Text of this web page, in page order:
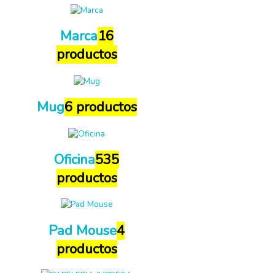
Marca16
productos
Mug6 productos
Oficina535
productos
Pad Mouse4
productos